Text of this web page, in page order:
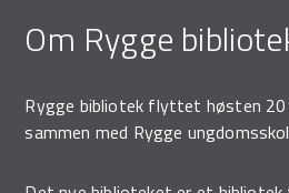
Digitale
Vi tilbyr
Om Rygge
Rygge bibliotek flyttet høsten
sammen med Rygge